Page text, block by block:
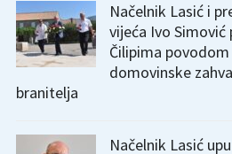
Načelnik Lasić i
vijeća Ivo Simović
Čilipima
domovinske
branitelja
Načelnik Lasić